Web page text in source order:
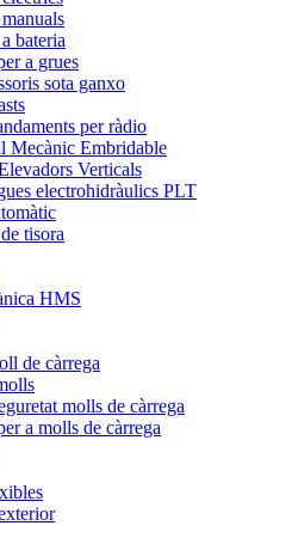
bateria
a grues
sota ganxo
per ràdio
Mecànic Embridable
Verticals
electrohidràulics PLT
tisora
HMS
de càrrega
molls de càrrega
a molls de càrrega